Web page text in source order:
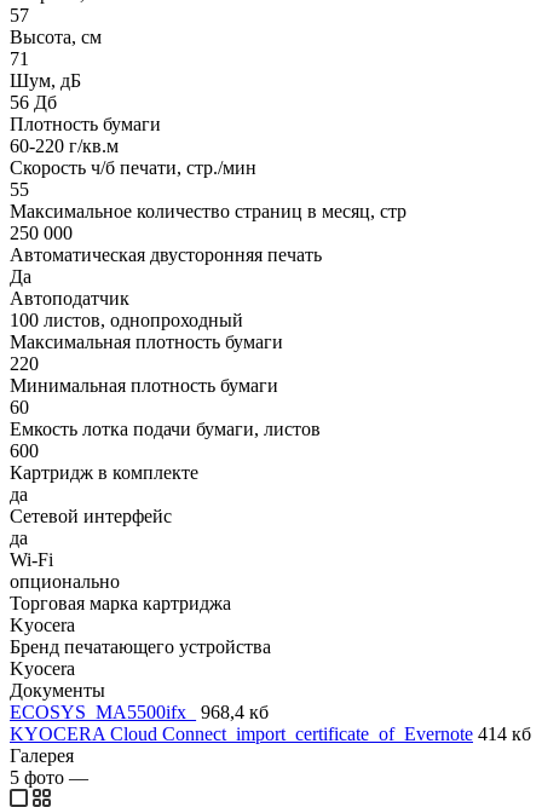
57
Высота, см
71
Шум, дБ
56 Дб
Плотность бумаги
60-220 г/кв.м
Скорость ч/б печати, стр./мин
55
Максимальное количество страниц в месяц, стр
250 000
Автоматическая двусторонняя печать
Да
Автоподатчик
100 листов, однопроходный
Максимальная плотность бумаги
220
Минимальная плотность бумаги
60
Емкость лотка подачи бумаги, листов
600
Картридж в комплекте
да
Сетевой интерфейс
да
Wi-Fi
опционально
Торговая марка картриджа
Kyocera
Бренд печатающего устройства
Kyocera
Документы
ECOSYS_MA5500ifx_
968,4 кб
KYOCERA Cloud Connect_import_certificate_of_Evernote 414 кб
Галерея
5 фото —